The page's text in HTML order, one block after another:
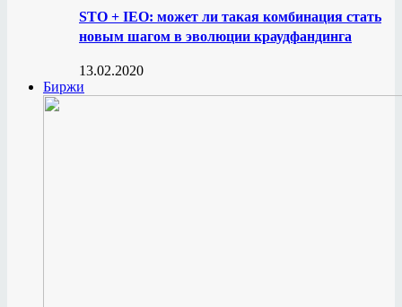
STO + IEO: может ли такая комбинация стать
новым шагом в эволюции краудфандинга
13.02.2020
Биржи